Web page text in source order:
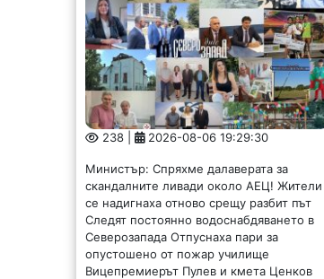
238 | 2026-08-06 19:29:30
Министър: Спряхме далаверата за
скандалните ливади около АЕЦ! Жители
се надигнаха отново срещу разбит път
Следят постоянно водоснабдяването в
Северозапада Отпуснаха пари за
опустошено от пожар училище
Вицепремиерът Пулев и кмета Ценков